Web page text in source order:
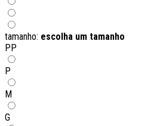
tamanho: escolha um tamanho
PP
P
M
G